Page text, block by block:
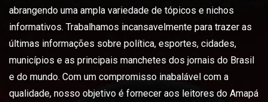
abrangendo uma ampla variedade de tópicos e nichos
informativos. Trabalhamos incansavelmente para trazer as
últimas informações sobre política, esportes, cidades,
municípios e as principais manchetes dos jornais do Brasil
e do mundo. Com um compromisso inabalável com a
qualidade, nosso objetivo é fornecer aos leitores do Amapá